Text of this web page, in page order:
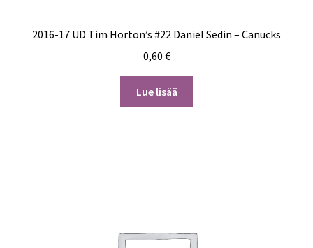
2016-17 UD Tim Horton’s #22 Daniel Sedin – Canucks
0,60 €
Lue lisää